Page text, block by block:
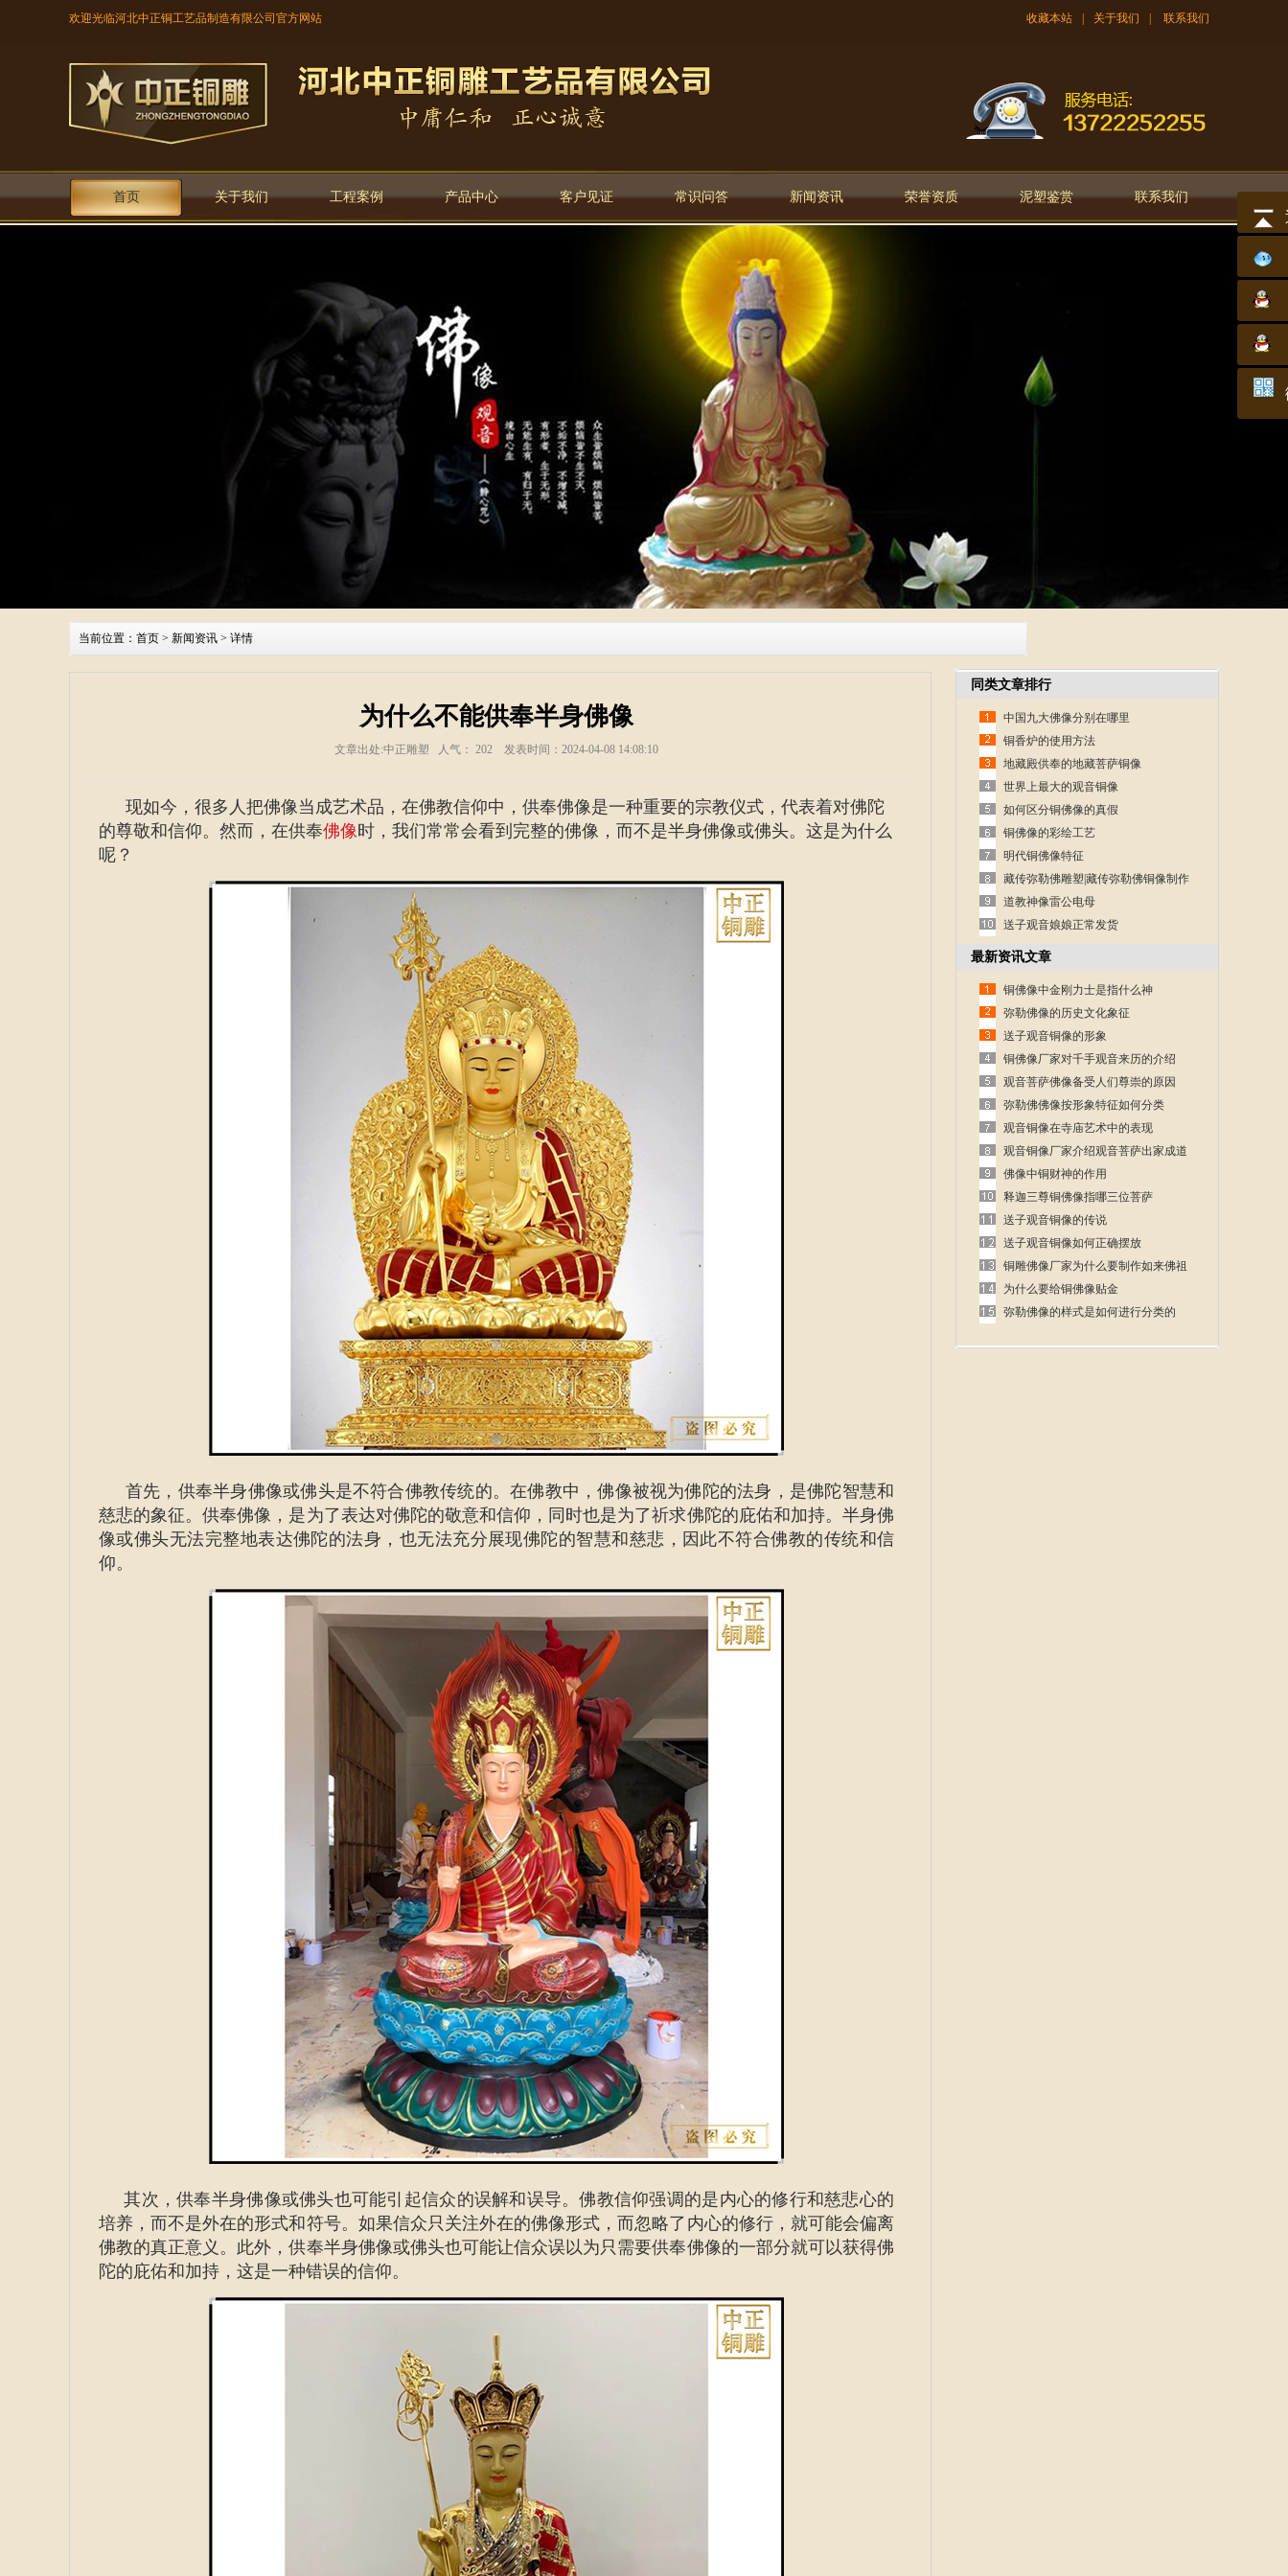
欢迎光临河北中正铜工艺品制造有限公司官方网站 收藏本站 关于我们 联系我们
首页 关于我们 工程案例 产品中心 客户见证 常识问答 新闻资讯 荣誉资质 泥塑鉴赏 联系我们
当前位置： 首页 > 新闻资讯 > 详情
为什么不能供奉半身佛像
文章出处:中正雕塑 人气： 202 发表时间：2024-04-08 14:08:10
现如今，很多人把佛像当成艺术品，在佛教信仰中，供奉佛像是一种重要的宗教仪式，代表着对佛陀
的尊敬和信仰。然而，在供奉佛像时，我们常常会看到完整的佛像，而不是半身佛像或佛头。这是为什么
呢？
首先，供奉半身佛像或佛头是不符合佛教传统的。在佛教中，佛像被视为佛陀的法身，是佛陀智慧和
慈悲的象征。供奉佛像，是为了表达对佛陀的敬意和信仰，同时也是为了祈求佛陀的庇佑和加持。半身佛
像或佛头无法完整地表达佛陀的法身，也无法充分展现佛陀的智慧和慈悲，因此不符合佛教的传统和信
仰。
其次，供奉半身佛像或佛头也可能引起信众的误解和误导。佛教信仰强调的是内心的修行和慈悲心的
培养，而不是外在的形式和符号。如果信众只关注外在的佛像形式，而忽略了内心的修行，就可能会偏离
佛教的真正意义。此外，供奉半身佛像或佛头也可能让信众误以为只需要供奉佛像的一部分就可以获得佛
陀的庇佑和加持，这是一种错误的信仰。
同类文章排行
中国九大佛像分别在哪里
铜香炉的使用方法
地藏殿供奉的地藏菩萨铜像
世界上最大的观音铜像
如何区分铜佛像的真假
铜佛像的彩绘工艺
明代铜佛像特征
藏传弥勒佛雕塑|藏传弥勒佛铜像制作
道教神像雷公电母
送子观音娘娘正常发货
最新资讯文章
铜佛像中金刚力士是指什么神
弥勒佛像的历史文化象征
送子观音铜像的形象
铜佛像厂家对千手观音来历的介绍
观音菩萨佛像备受人们尊崇的原因
弥勒佛佛像按形象特征如何分类
观音铜像在寺庙艺术中的表现
观音铜像厂家介绍观音菩萨出家成道
的故事
佛像中铜财神的作用
释迦三尊铜佛像指哪三位菩萨
送子观音铜像的传说
送子观音铜像如何正确摆放
铜雕佛像厂家为什么要制作如来佛祖
呢
为什么要给铜佛像贴金
弥勒佛像的样式是如何进行分类的